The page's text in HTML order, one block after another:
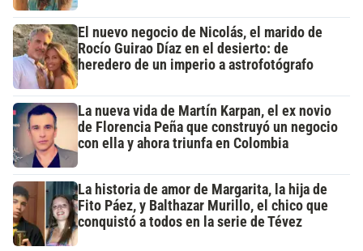
El nuevo negocio de Nicolás, el marido de
Rocío Guirao Díaz en el desierto: de
heredero de un imperio a astrofotógrafo
La nueva vida de Martín Karpan, el ex novio
de Florencia Peña que construyó un negocio
con ella y ahora triunfa en Colombia
La historia de amor de Margarita, la hija de
Fito Páez, y Balthazar Murillo, el chico que
conquistó a todos en la serie de Tévez